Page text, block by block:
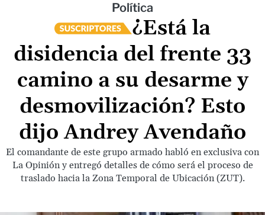
Política
¿Está la
disidencia del frente 33
camino a su desarme y
desmovilización? Esto
dijo Andrey Avendaño
El comandante de este grupo armado habló en exclusiva con
La Opinión y entregó detalles de cómo será el proceso de
traslado hacia la Zona Temporal de Ubicación (ZUT).